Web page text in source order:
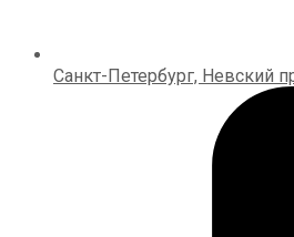
Санкт-Петербург, Невский